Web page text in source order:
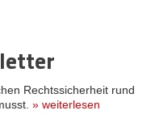
Rechtssicherheit rund
» weiterlesen